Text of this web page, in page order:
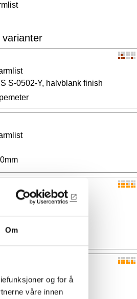
Om
og for å
våre innen
S-0502-Y, halvblank finish